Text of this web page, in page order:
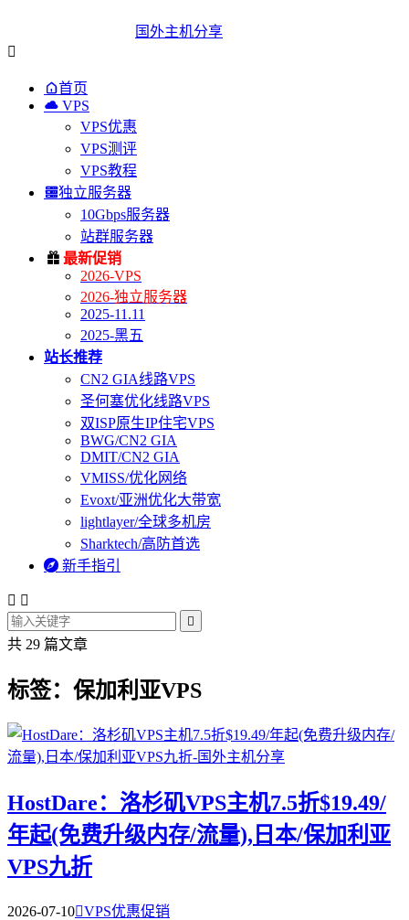
国外主机分享

首页
 VPS
VPS优惠
VPS测评
VPS教程
独立服务器
10Gbps服务器
站群服务器
 最新促销
2026-VPS
2026-独立服务器
2025-11.11
2025-黑五
站长推荐
CN2 GIA线路VPS
圣何塞优化线路VPS
双ISP原生IP住宅VPS
BWG/CN2 GIA
DMIT/CN2 GIA
VMISS/优化网络
Evoxt/亚洲优化大带宽
lightlayer/全球多机房
Sharktech/高防首选
 新手指引
 

共 29 篇文章
标签：保加利亚VPS
HostDare：洛杉矶VPS主机7.5折$19.49/
年起(免费升级内存/流量),日本/保加利亚
VPS九折
2026-07-10VPS优惠促销